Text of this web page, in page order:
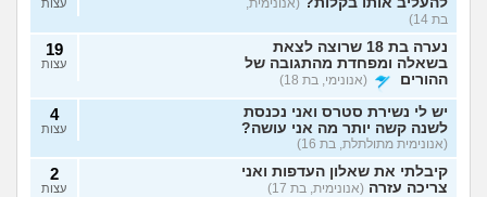
(אנונימית,
בת 14)
עצות
נערה בת 18 שרוצה לצאת
בשאלה ומפחדת מהתגובה של
ההורים
(אנונימי, בת 18)
19
עצות
יש לי נשירת סטרס ואני נכנסת
לשנה קשה יותר מה אני עושה?
(אנונימית מתולתלת, בת 16)
4
עצות
קיבלתי את שאלון העדפות ואני
צריכה עזרה (אנונימית, בת 17)
2
עצות